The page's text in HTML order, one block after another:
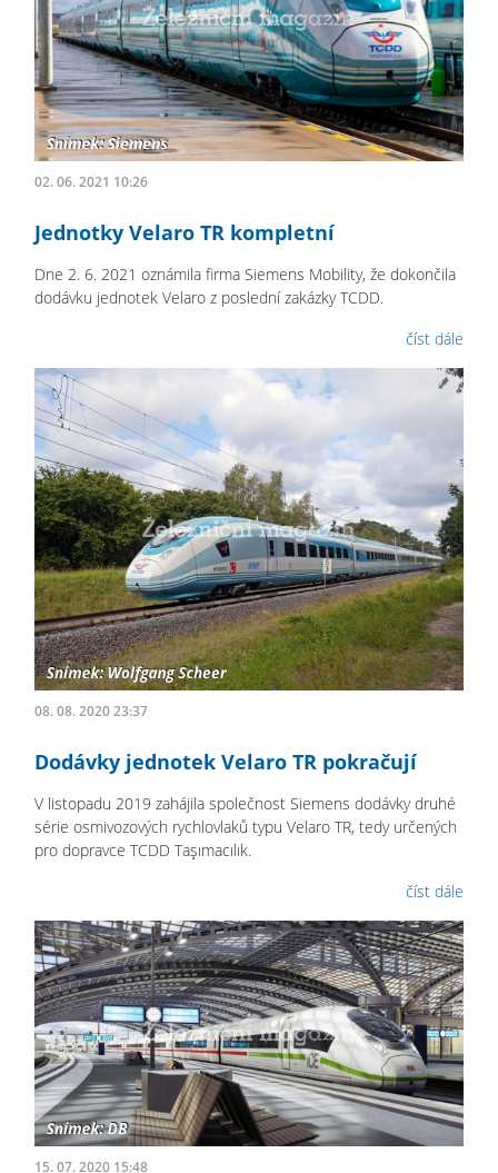
02. 06. 2021 10:26
Jednotky Velaro TR kompletní
Dne 2. 6. 2021 oznámila firma Siemens Mobility, že dokončila
dodávku jednotek Velaro z poslední zakázky TCDD.
číst dále
08. 08. 2020 23:37
Dodávky jednotek Velaro TR pokračují
V listopadu 2019 zahájila společnost Siemens dodávky druhé
série osmivozových rychlovlaků typu Velaro TR, tedy určených
pro dopravce TCDD Taşımacılık.
číst dále
15. 07. 2020 15:48